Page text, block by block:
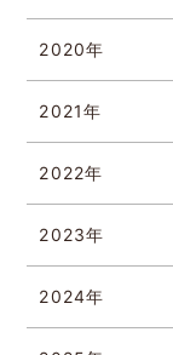
2020年
2021年
2022年
2023年
2024年